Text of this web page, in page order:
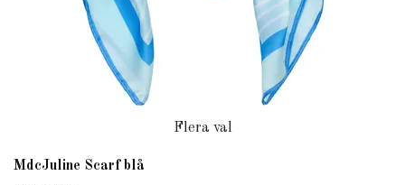
Flera val
MdcJuline Scarf blå